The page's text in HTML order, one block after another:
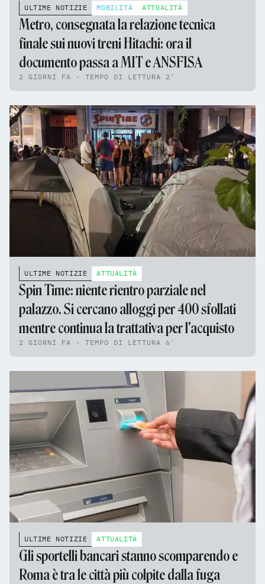
ULTIME NOTIZIE MOBILITÀ ATTUALITÀ
Metro, consegnata la relazione tecnica
finale sui nuovi treni Hitachi: ora il
documento passa a MIT e ANSFISA
2 GIORNI FA - TEMPO DI LETTURA 2'
ULTIME NOTIZIE ATTUALITÀ
Spin Time: niente rientro parziale nel
palazzo. Si cercano alloggi per 400 sfollati
mentre continua la trattativa per l'acquisto
2 GIORNI FA - TEMPO DI LETTURA 6'
ULTIME NOTIZIE ATTUALITÀ
Gli sportelli bancari stanno scomparendo e
Roma è tra le città più colpite dalla fuga